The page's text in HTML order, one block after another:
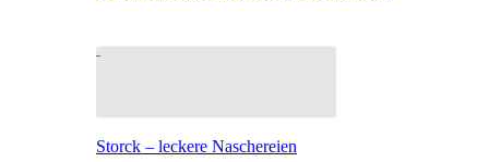
Storck – leckere Naschereien